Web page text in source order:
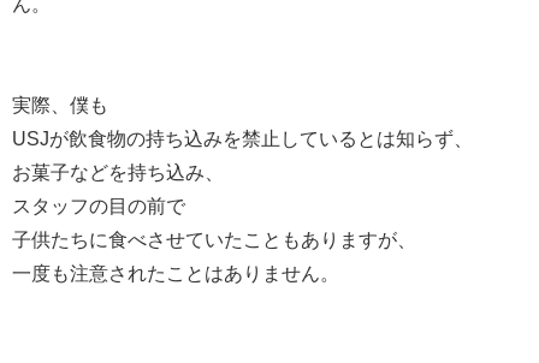
ん。
実際、僕も
USJが飲食物の持ち込みを禁止しているとは知らず、
お菓子などを持ち込み、
スタッフの目の前で
子供たちに食べさせていたこともありますが、
一度も注意されたことはありません。